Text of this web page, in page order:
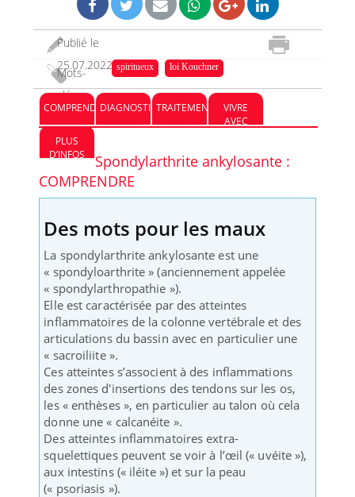
Publié le
25.07.2022
Mots-
clés :
spiritueux loi Kouchner
COMPRENDREDIAGNOSTICTRAITEMENT
VIVRE
AVEC
PLUS
D’INFOS
Spondylarthrite ankylosante :
COMPRENDRE
Des mots pour les maux
La spondylarthrite ankylosante est une
« spondyloarthrite » (anciennement appelée
« spondylarthropathie »).
Elle est caractérisée par des atteintes
inflammatoires de la colonne vertébrale et des
articulations du bassin avec en particulier une
« sacroiliite ».
Ces atteintes s’associent à des inflammations
des zones d'insertions des tendons sur les os,
les « enthèses », en particulier au talon où cela
donne une « calcanéite ».
Des atteintes inflammatoires extra-
squelettiques peuvent se voir à l’œil (« uvéite »),
aux intestins (« iléite ») et sur la peau
(« psoriasis »).